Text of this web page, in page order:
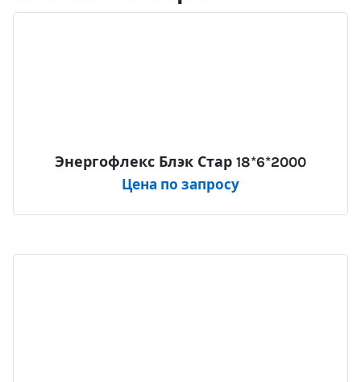
Энергофлекс Блэк Стар 18*6*2000
Цена по запросу